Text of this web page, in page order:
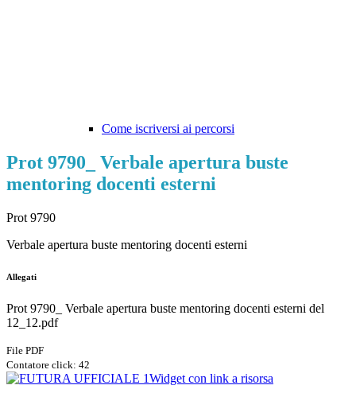
Come iscriversi ai percorsi
Prot 9790_ Verbale apertura buste
mentoring docenti esterni
Prot 9790
Verbale apertura buste mentoring docenti esterni
Allegati
Prot 9790_ Verbale apertura buste mentoring docenti esterni del
12_12.pdf
File PDF
Contatore click: 42
Widget con link a risorsa